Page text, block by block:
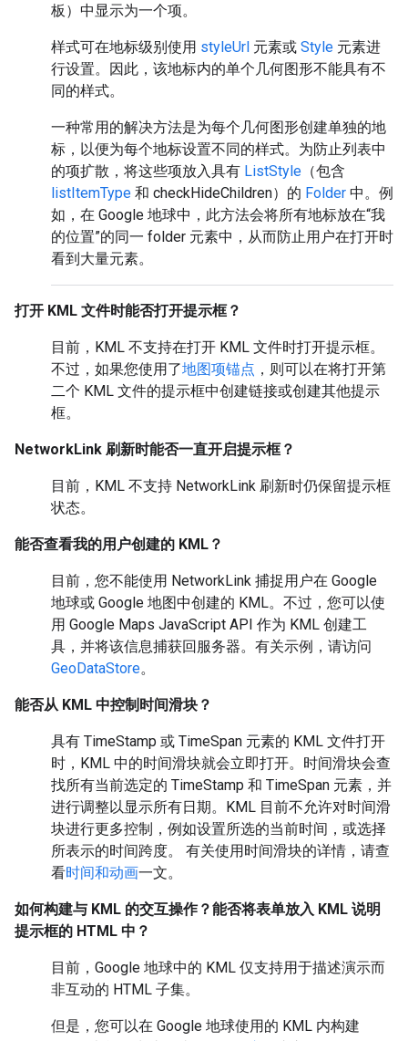
板）中显示为一个项。
样式可在地标级别使用 styleUrl 元素或 Style 元素进
行设置。因此，该地标内的单个几何图形不能具有不
同的样式。
一种常用的解决方法是为每个几何图形创建单独的地
标，以便为每个地标设置不同的样式。为防止列表中
的项扩散，将这些项放入具有 ListStyle （包含
listItemType 和 checkHideChildren）的 Folder 中。例
如，在 Google 地球中，此方法会将所有地标放在“我
的位置”的同一 folder 元素中，从而防止用户在打开时
看到大量元素。
打开 KML 文件时能否打开提示框？
目前，KML 不支持在打开 KML 文件时打开提示框。
不过，如果您使用了地图项锚点 ，则可以在将打开第
二个 KML 文件的提示框中创建链接或创建其他提示
框。
NetworkLink 刷新时能否一直开启提示框？
目前，KML 不支持 NetworkLink 刷新时仍保留提示框
状态。
能否查看我的用户创建的 KML？
目前，您不能使用 NetworkLink 捕捉用户在 Google
地球或 Google 地图中创建的 KML。不过，您可以使
用 Google Maps JavaScript API 作为 KML 创建工
具，并将该信息捕获回服务器。有关示例，请访问
GeoDataStore。
能否从 KML 中控制时间滑块？
具有 TimeStamp 或 TimeSpan 元素的 KML 文件打开
时，KML 中的时间滑块就会立即打开。时间滑块会查
找所有当前选定的 TimeStamp 和 TimeSpan 元素，并
进行调整以显示所有日期。KML 目前不允许对时间滑
块进行更多控制，例如设置所选的当前时间，或选择
所表示的时间跨度。 有关使用时间滑块的详情，请查
看时间和动画一文。
如何构建与 KML 的交互操作？能否将表单放入 KML 说明
提示框的 HTML 中？
目前，Google 地球中的 KML 仅支持用于描述演示而
非互动的 HTML 子集。
但是，您可以在 Google 地球使用的 KML 内构建